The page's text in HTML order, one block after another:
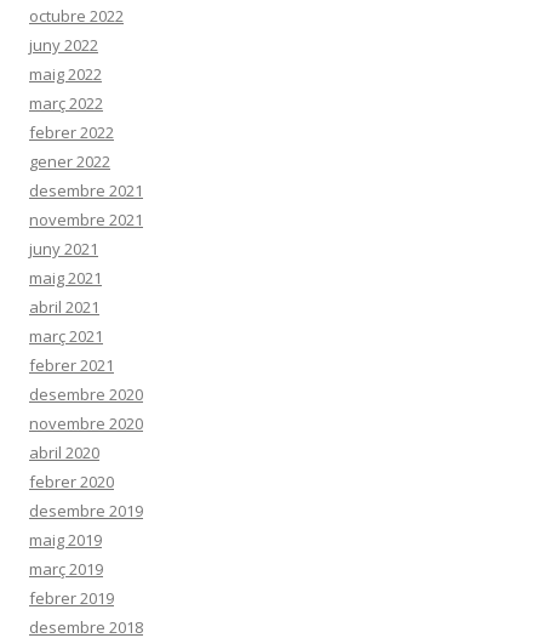
octubre 2022
juny 2022
maig 2022
març 2022
febrer 2022
gener 2022
desembre 2021
novembre 2021
juny 2021
maig 2021
abril 2021
març 2021
febrer 2021
desembre 2020
novembre 2020
abril 2020
febrer 2020
desembre 2019
maig 2019
març 2019
febrer 2019
desembre 2018